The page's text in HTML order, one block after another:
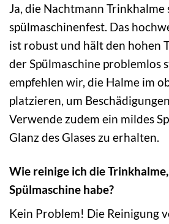
Ja, die Nachtmann Trinkhalme
spülmaschinenfest. Das
ist robust und hält den hohen
der Spülmaschine problemlos
empfehlen wir, die Halme im
platzieren, um
Verwende zudem ein mildes
Glanz des Glases zu erhalten.
Wie reinige ich die
Spülmaschine habe?
Kein Problem! Die Reinigung